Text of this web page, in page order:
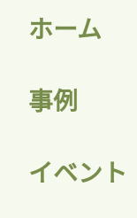
ホーム
事例
イベント